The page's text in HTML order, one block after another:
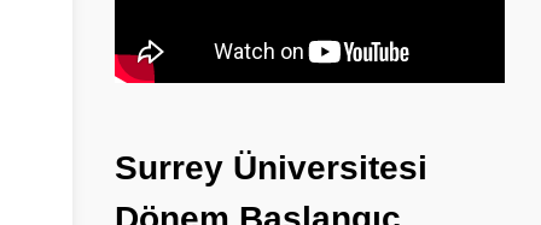
Surrey Üniversitesi